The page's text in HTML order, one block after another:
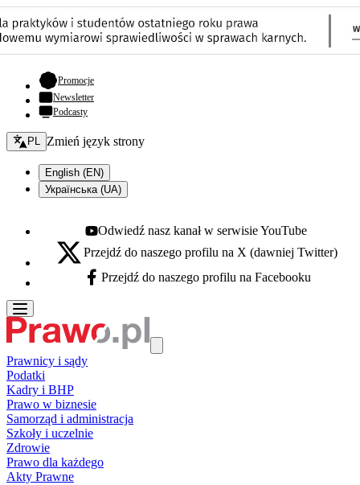
Promocje- otwiera się w nowej karcie
Newsletter
Podcasty
Zmień język - bieżący:
PL Zmień język strony
English (EN)
Українська (UA)
Youtube - otwiera się w nowej karcie
Odwiedź nasz kanał w serwisie YouTube
X - otwiera się w nowej karcie
Przejdź do naszego profilu na X (dawniej Twitter)
Facebook - otwiera się w nowej karcie
Przejdź do naszego profilu na Facebooku
Prawnicy i sądy
Podatki
Kadry i BHP
Prawo w biznesie
Samorząd i administracja
Szkoły i uczelnie
Zdrowie
Prawo dla każdego
Akty Prawne